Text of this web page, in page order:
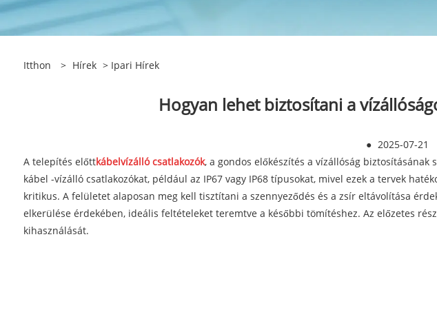
Itthon > Hírek > Ipari Hírek
Hogyan lehet biztosítani a
● 2025-07-21
A telepítés előttkábelvízálló csatlakozók, a gondos előkészítés a vízállóság
kábel -vízálló csatlakozókat, például az IP67 vagy IP68 típusokat, mivel ezek a tervek
kritikus. A felületet alaposan meg kell tisztítani a szennyeződés és a zsír eltávolítása
elkerülése érdekében, ideális feltételeket teremtve a későbbi tömítéshez. Az előzetes
kihasználását.